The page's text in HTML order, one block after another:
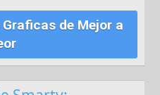
de Mejor a